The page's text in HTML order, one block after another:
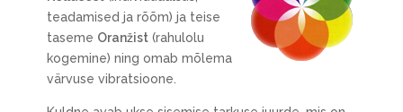
teadamised ja rõõm) ja teise
taseme Oranžist(rahulolu
kogemine) ning omab mõlema
värvuse vibratsioone.